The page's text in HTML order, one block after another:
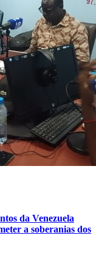
da Venezuela
a soberanias dos